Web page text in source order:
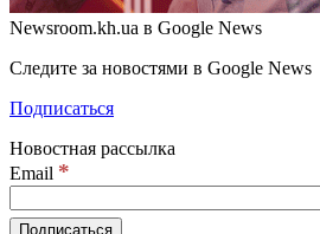
Newsroom.kh.ua в Google News
Следите за новостями в Google News
Подписаться
Новостная рассылка
Email *